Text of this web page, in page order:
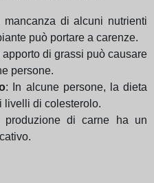
mancanza di alcuni nutrienti
può portare a carenze.
apporto di grassi può causare
persone.
: In alcune persone, la dieta
livelli di colesterolo.
produzione di carne ha un